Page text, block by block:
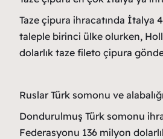
Taze çipura ihracatında İtalya
taleple birinci ülke olurken,
dolarlık taze fileto çipura
Ruslar Türk somonu ve
Dondurulmuş Türk somonu
Federasyonu 136 milyon